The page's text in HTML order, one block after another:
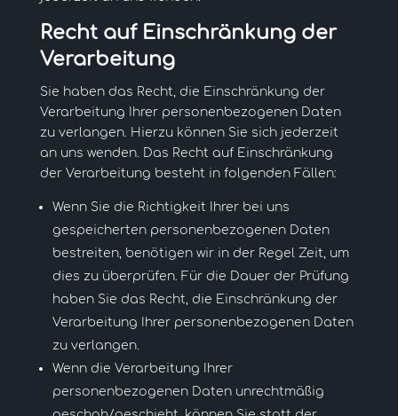
Recht auf Einschränkung der
Verarbeitung
Sie haben das Recht, die Einschränkung der
Verarbeitung Ihrer personenbezogenen Daten
zu verlangen. Hierzu können Sie sich jederzeit
an uns wenden. Das Recht auf Einschränkung
der Verarbeitung besteht in folgenden Fällen:
Wenn Sie die Richtigkeit Ihrer bei uns
gespeicherten personenbezogenen Daten
bestreiten, benötigen wir in der Regel Zeit, um
dies zu überprüfen. Für die Dauer der Prüfung
haben Sie das Recht, die Einschränkung der
Verarbeitung Ihrer personenbezogenen Daten
zu verlangen.
Wenn die Verarbeitung Ihrer
personenbezogenen Daten unrechtmäßig